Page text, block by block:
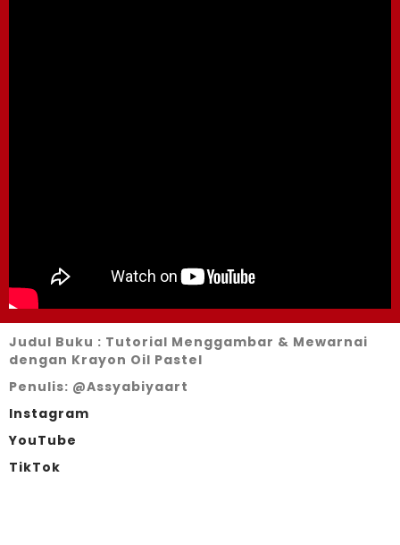
Judul Buku : Tutorial Menggambar & Mewarnai
dengan Krayon Oil Pastel
Penulis: @Assyabiyaart
Instagram
YouTube
TikTok